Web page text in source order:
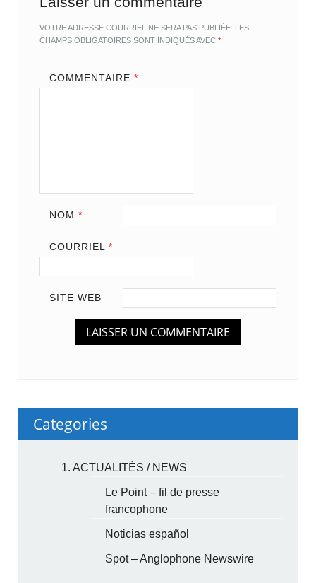
VOTRE ADRESSE COURRIEL NE SERA PAS PUBLIÉE. LES
CHAMPS OBLIGATOIRES SONT INDIQUÉS AVEC*
COMMENTAIRE *
NOM *
COURRIEL *
SITE WEB
Categories
1. ACTUALITÉS / NEWS
Le Point – fil de presse
francophone
Noticias español
Spot – Anglophone Newswire